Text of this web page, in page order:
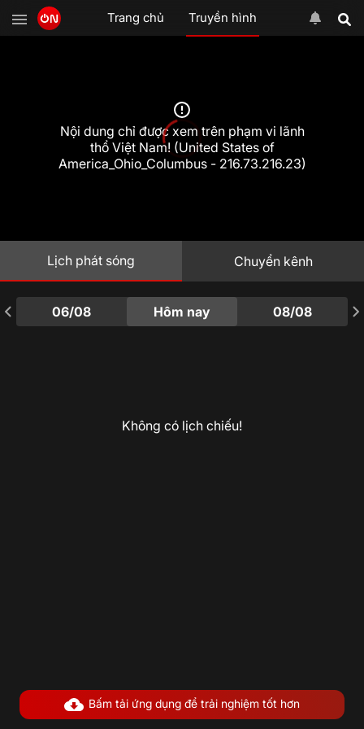
Trang chủ Truyền hình
Nội dung chỉ được xem trên phạm vi lãnh
thổ Việt Nam! (United States of
America_Ohio_Columbus - 216.73.216.23)
Lịch phát sóng Chuyển kênh
06/08 Hôm nay 08/08
Không có lịch chiếu!
Bấm tải ứng dụng để trải nghiệm tốt hơn